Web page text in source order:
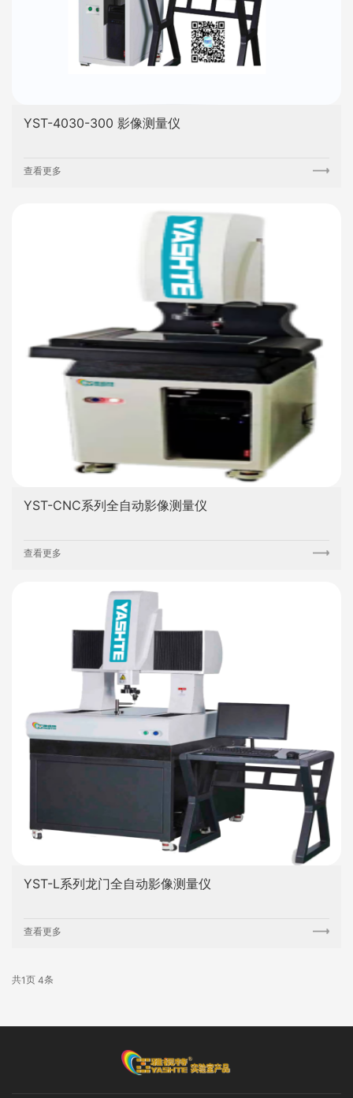
YST-4030-300 影像测量仪
查看更多
YST-CNC系列全自动影像测量仪
查看更多
YST-L系列龙门全自动影像测量仪
查看更多
共1页 4条